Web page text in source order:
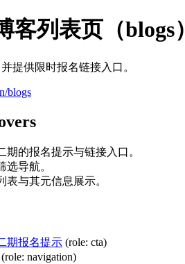
列表页（blogs）
提供限时报名链接入口。
blogs
期的报名提示与链接入口。
选导航。
与其元信息展示。
期报名提示 (role: cta)
(role: navigation)